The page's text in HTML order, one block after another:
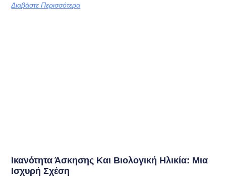
Διαβάστε Περισσότερα
Ικανότητα Άσκησης Και Βιολογική Ηλικία: Μια
Ισχυρή Σχέση